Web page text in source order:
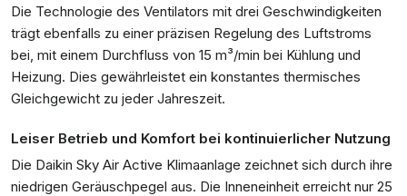
Die Technologie des Ventilators mit drei Geschwindigkeiten
trägt ebenfalls zu einer präzisen Regelung des Luftstroms
bei, mit einem Durchfluss von 15 m³/min bei Kühlung und
Heizung. Dies gewährleistet ein konstantes thermisches
Gleichgewicht zu jeder Jahreszeit.
Leiser Betrieb und Komfort bei kontinuierlicher Nutzung
Die Daikin Sky Air Active Klimaanlage zeichnet sich durch ihre
niedrigen Geräuschpegel aus. Die Inneneinheit erreicht nur 25